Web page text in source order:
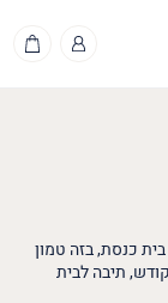
כנסת, בזה טמון
תיבה לבית